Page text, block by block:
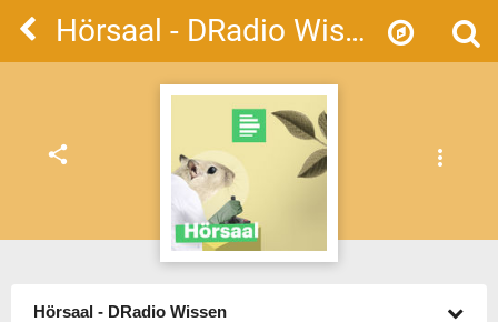
Hörsaal - DRadio Wissen
share more_vert
Hörsaal - DRadio Wissen